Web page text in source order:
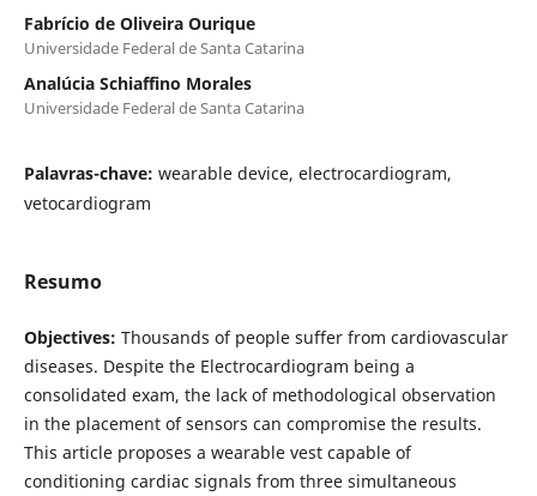
Fabrício de Oliveira Ourique
Universidade Federal de Santa Catarina
Analúcia Schiaffino Morales
Universidade Federal de Santa Catarina
Palavras-chave: wearable device, electrocardiogram,
vetocardiogram
Resumo
Objectives: Thousands of people suffer from cardiovascular
diseases. Despite the Electrocardiogram being a
consolidated exam, the lack of methodological observation
in the placement of sensors can compromise the results.
This article proposes a wearable vest capable of
conditioning cardiac signals from three simultaneous